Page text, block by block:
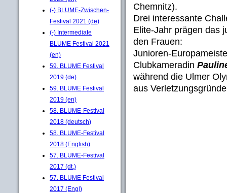
(-) BLUME-Zwischen-
Festival 2021 (de)
(-) Intermediate
BLUME Festival 2021
(en)
59. BLUME Festival
2019 (de)
59. BLUME Festival
2019 (en)
58. BLUME-Festival
2018 (deutsch)
58. BLUME-Festival
2018 (English)
57. BLUME-Festival
2017 (dt.)
57. BLUME Festival
2017 (Engl)
Chemnitz).
Drei interessante
Elite-Jahr prägen das
den Frauen:
Junioren-
Clubkameradin
während die Ulmer
aus